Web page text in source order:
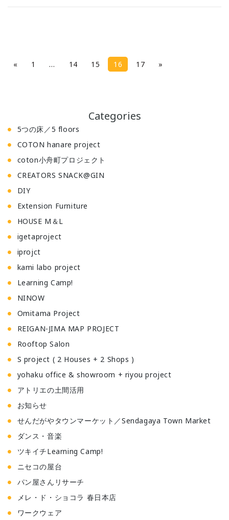
P
s
:
« 1 … 14 15 16 17 »
Categories
5つの床／5 floors
COTON hanare project
coton小舟町プロジェクト
CREATORS SNACK@GIN
DIY
Extension Furniture
HOUSE M＆L
igetaproject
iprojct
kami labo project
Learning Camp!
NINOW
Omitama Project
REIGAN-JIMA MAP PROJECT
Rooftop Salon
S project ( 2 Houses + 2 Shops )
yohaku office & showroom + riyou project
アトリエの土間活用
お知らせ
せんだがやタウンマーケット／Sendagaya Town Market
ダンス・音楽
ツキイチLearning Camp!
ニセコの屋台
パン屋さんリサーチ
メレ・ド・ショコラ 春日本店
ワークウェア